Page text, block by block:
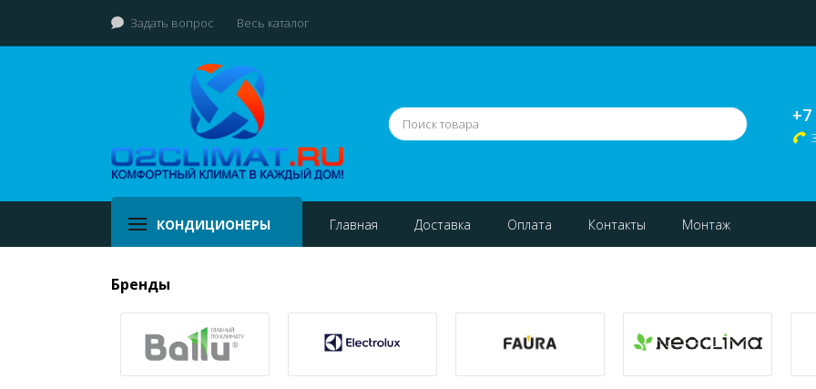
Задать вопрос Весь каталог
+7
КОНДИЦИОНЕРЫ Главная Доставка Оплата Контакты Монтаж
Бренды